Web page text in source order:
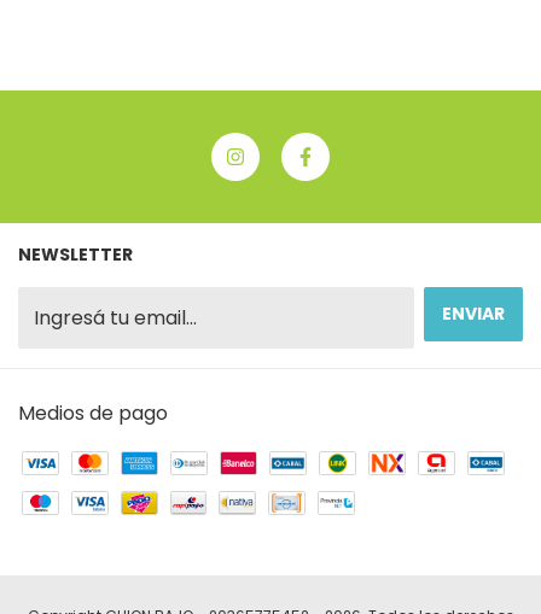
NEWSLETTER
Medios de pago